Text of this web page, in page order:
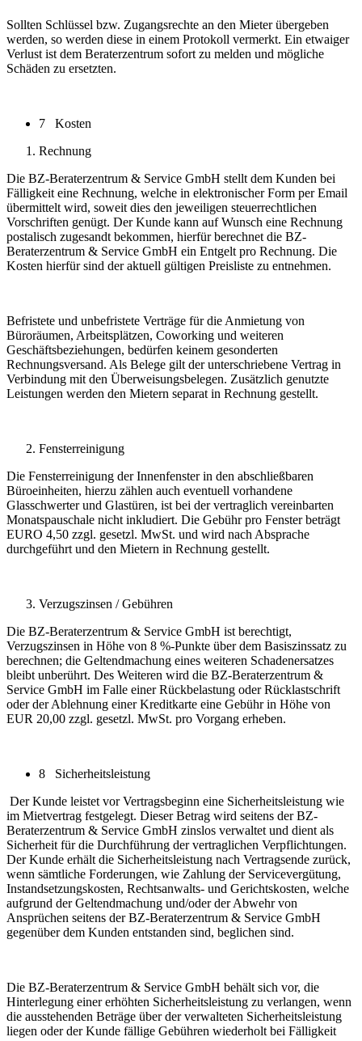
Sollten Schlüssel bzw. Zugangsrechte an den Mieter übergeben
werden, so werden diese in einem Protokoll vermerkt. Ein etwaiger
Verlust ist dem Beraterzentrum sofort zu melden und mögliche
Schäden zu ersetzten.
7 Kosten
Rechnung
Die BZ-Beraterzentrum & Service GmbH stellt dem Kunden bei
Fälligkeit eine Rechnung, welche in elektronischer Form per Email
übermittelt wird, soweit dies den jeweiligen steuerrechtlichen
Vorschriften genügt. Der Kunde kann auf Wunsch eine Rechnung
postalisch zugesandt bekommen, hierfür berechnet die BZ-
Beraterzentrum & Service GmbH ein Entgelt pro Rechnung. Die
Kosten hierfür sind der aktuell gültigen Preisliste zu entnehmen.
Befristete und unbefristete Verträge für die Anmietung von
Büroräumen, Arbeitsplätzen, Coworking und weiteren
Geschäftsbeziehungen, bedürfen keinem gesonderten
Rechnungsversand. Als Belege gilt der unterschriebene Vertrag in
Verbindung mit den Überweisungsbelegen. Zusätzlich genutzte
Leistungen werden den Mietern separat in Rechnung gestellt.
Fensterreinigung
Die Fensterreinigung der Innenfenster in den abschließbaren
Büroeinheiten, hierzu zählen auch eventuell vorhandene
Glasschwerter und Glastüren, ist bei der vertraglich vereinbarten
Monatspauschale nicht inkludiert. Die Gebühr pro Fenster beträgt
EURO 4,50 zzgl. gesetzl. MwSt. und wird nach Absprache
durchgeführt und den Mietern in Rechnung gestellt.
Verzugszinsen / Gebühren
Die BZ-Beraterzentrum & Service GmbH ist berechtigt,
Verzugszinsen in Höhe von 8 %-Punkte über dem Basiszinssatz zu
berechnen; die Geltendmachung eines weiteren Schadenersatzes
bleibt unberührt. Des Weiteren wird die BZ-Beraterzentrum &
Service GmbH im Falle einer Rückbelastung oder Rücklastschrift
oder der Ablehnung einer Kreditkarte eine Gebühr in Höhe von
EUR 20,00 zzgl. gesetzl. MwSt. pro Vorgang erheben.
8 Sicherheitsleistung
Der Kunde leistet vor Vertragsbeginn eine Sicherheitsleistung wie
im Mietvertrag festgelegt. Dieser Betrag wird seitens der BZ-
Beraterzentrum & Service GmbH zinslos verwaltet und dient als
Sicherheit für die Durchführung der vertraglichen Verpflichtungen.
Der Kunde erhält die Sicherheitsleistung nach Vertragsende zurück,
wenn sämtliche Forderungen, wie Zahlung der Servicevergütung,
Instandsetzungskosten, Rechtsanwalts- und Gerichtskosten, welche
aufgrund der Geltendmachung und/oder der Abwehr von
Ansprüchen seitens der BZ-Beraterzentrum & Service GmbH
gegenüber dem Kunden entstanden sind, beglichen sind.
Die BZ-Beraterzentrum & Service GmbH behält sich vor, die
Hinterlegung einer erhöhten Sicherheitsleistung zu verlangen, wenn
die ausstehenden Beträge über der verwalteten Sicherheitsleistung
liegen oder der Kunde fällige Gebühren wiederholt bei Fälligkeit